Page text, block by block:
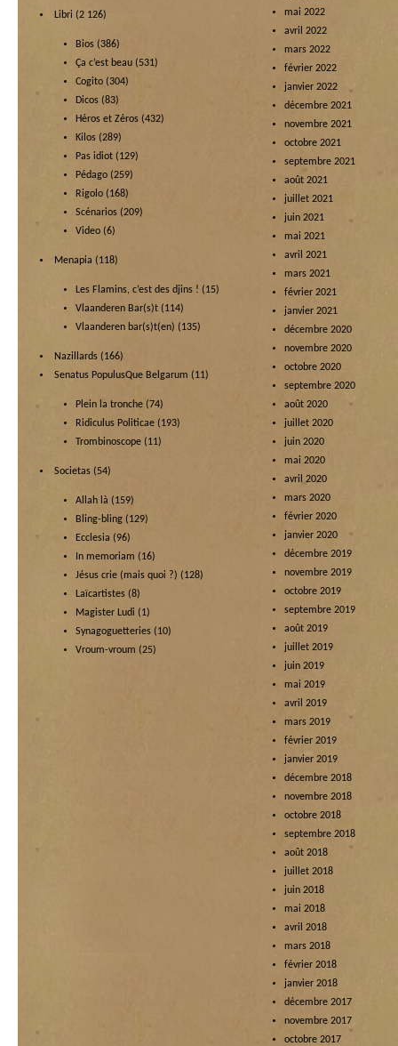
Libri (2 126)
Bios (386)
Ça c’est beau (531)
Cogito (304)
Dicos (83)
Héros et Zéros (432)
Kilos (289)
Pas idiot (129)
Pédago (259)
Rigolo (168)
Scénarios (209)
Video (6)
Menapia (118)
Les Flamins, c’est des djins ! (15)
Vlaanderen Bar(s)t (114)
Vlaanderen bar(s)t(en) (135)
Nazillards (166)
Senatus PopulusQue Belgarum (11)
Plein la tronche (74)
Ridiculus Politicae (193)
Trombinoscope (11)
Societas (54)
Allah là (159)
Bling-bling (129)
Ecclesia (96)
In memoriam (16)
Jésus crie (mais quoi ?) (128)
Laïcartistes (8)
Magister Ludi (1)
Synagoguetteries (10)
Vroum-vroum (25)
mai 2022
avril 2022
mars 2022
février 2022
janvier 2022
décembre 2021
novembre 2021
octobre 2021
septembre 2021
août 2021
juillet 2021
juin 2021
mai 2021
avril 2021
mars 2021
février 2021
janvier 2021
décembre 2020
novembre 2020
octobre 2020
septembre 2020
août 2020
juillet 2020
juin 2020
mai 2020
avril 2020
mars 2020
février 2020
janvier 2020
décembre 2019
novembre 2019
octobre 2019
septembre 2019
août 2019
juillet 2019
juin 2019
mai 2019
avril 2019
mars 2019
février 2019
janvier 2019
décembre 2018
novembre 2018
octobre 2018
septembre 2018
août 2018
juillet 2018
juin 2018
mai 2018
avril 2018
mars 2018
février 2018
janvier 2018
décembre 2017
novembre 2017
octobre 2017